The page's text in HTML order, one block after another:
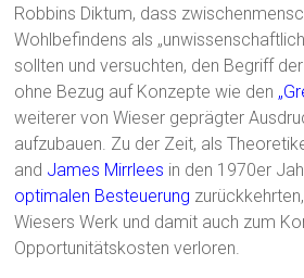
Robbins Diktum, dass
Wohlbefindens als
sollten und versuchten, den Begriff
ohne Bezug auf Konzepte wie den
weiterer von Wieser geprägter
aufzubauen. Zu der Zeit, als
and James Mirrlees in den 1970er
optimalen Besteuerung
Wiesers Werk und damit auch zum
Opportunitätskosten verloren.